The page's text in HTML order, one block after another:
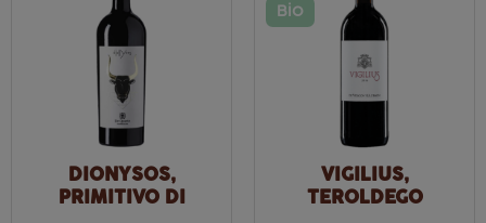
DIONYSOS,
PRIMITIVO DI
Bio
VIGILIUS,
TEROLDEGO